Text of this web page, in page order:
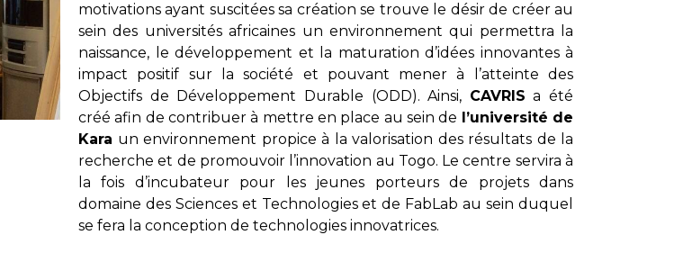
motivations ayant suscitées sa création se trouve le désir de créer au
sein des universités africaines un environnement qui permettra la
naissance, le développement et la maturation d’idées innovantes à
impact positif sur la société et pouvant mener à l’atteinte des
Objectifs de Développement Durable (ODD). Ainsi, CAVRIS a été
créé afin de contribuer à mettre en place au sein de
l’université de
Kara un environnement propice à la valorisation des résultats de la
recherche et de promouvoir l’innovation au Togo. Le centre servira à
la fois d’incubateur pour les jeunes porteurs de projets dans
domaine des Sciences et Technologies et de FabLab au sein duquel
se fera la conception de technologies innovatrices.